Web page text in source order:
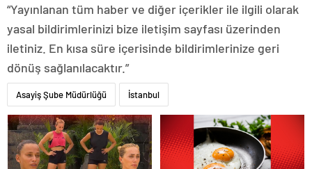
“Yayınlanan tüm haber ve diğer içerikler ile ilgili olarak
yasal bildirimlerinizi bize iletişim sayfası üzerinden
iletiniz. En kısa süre içerisinde bildirimlerinize geri
dönüş sağlanılacaktır.”
Asayiş Şube Müdürlüğü İstanbul